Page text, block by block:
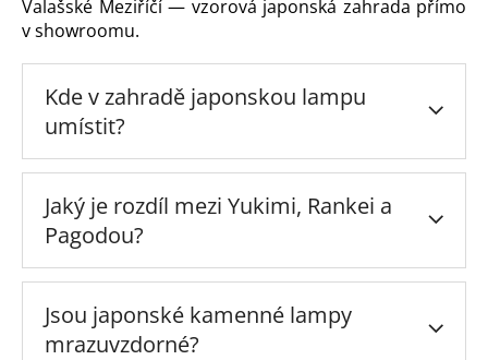
Valašské Meziříčí — vzorová japonská zahrada přímo
v showroomu.
Kde v zahradě japonskou lampu
umístit?
Jaký je rozdíl mezi Yukimi, Rankei a
Pagodou?
Jsou japonské kamenné lampy
mrazuvzdorné?